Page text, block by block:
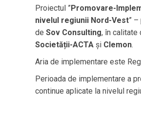
Proiectul ”Promovare-
nivelul regiunii Nord-Vest”
de Sov Consulting, în calitate
Societății-ACTA și Clemon.
Aria de implementare este
Perioada de implementare a
continue aplicate la nivelul